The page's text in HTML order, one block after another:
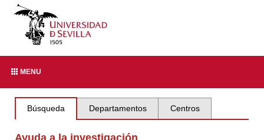
MENU
Búsqueda Departamentos Centros
Ayuda a la investigación